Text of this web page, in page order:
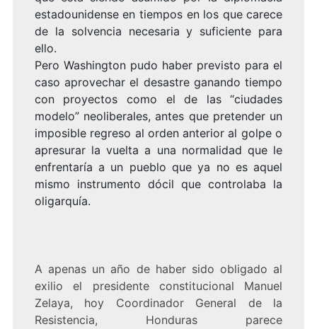
estadounidense en tiempos en los que carece
de la solvencia necesaria y suficiente para
ello.
Pero Washington pudo haber previsto para el
caso aprovechar el desastre ganando tiempo
con proyectos como el de las “ciudades
modelo” neoliberales, antes que pretender un
imposible regreso al orden anterior al golpe o
apresurar la vuelta a una normalidad que le
enfrentaría a un pueblo que ya no es aquel
mismo instrumento dócil que controlaba la
oligarquía.
A apenas un año de haber sido obligado al
exilio el presidente constitucional Manuel
Zelaya, hoy Coordinador General de la
Resistencia, Honduras parece